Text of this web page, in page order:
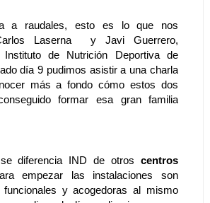
a raudales, esto es lo que nos
Laserna  y Javi Guerrero,
Instituto de Nutrición Deportiva de
día 9 pudimos asistir a una charla
más a fondo cómo estos dos
formar esa gran familia
diferencia IND de otros centros
empezar las instalaciones son
funcionales y acogedoras al mismo